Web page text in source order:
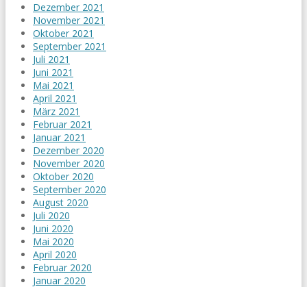
Dezember 2021
November 2021
Oktober 2021
September 2021
Juli 2021
Juni 2021
Mai 2021
April 2021
März 2021
Februar 2021
Januar 2021
Dezember 2020
November 2020
Oktober 2020
September 2020
August 2020
Juli 2020
Juni 2020
Mai 2020
April 2020
Februar 2020
Januar 2020